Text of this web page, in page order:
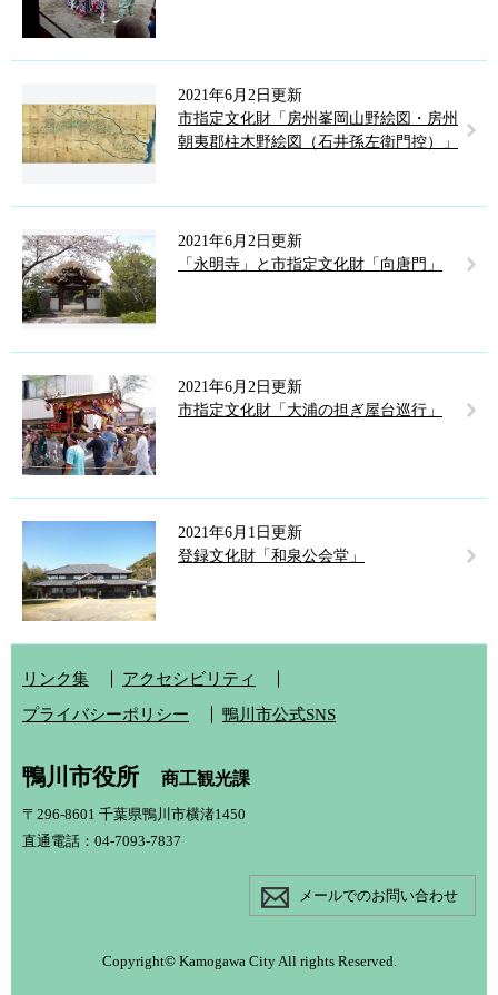
2021年6月2日更新
市指定文化財「房州峯岡山野絵図・房州
朝夷郡柱木野絵図（石井孫左衛門控）」
2021年6月2日更新
「永明寺」と市指定文化財「向唐門」
2021年6月2日更新
市指定文化財「大浦の担ぎ屋台巡行」
2021年6月1日更新
登録文化財「和泉公会堂」
リンク集
アクセシビリティ
プライバシーポリシー
鴨川市公式SNS
鴨川市役所 商工観光課
〒296-8601 千葉県鴨川市横渚1450
直通電話：04-7093-7837
メールでのお問い合わせ
Copyright© Kamogawa City All rights Reserved.